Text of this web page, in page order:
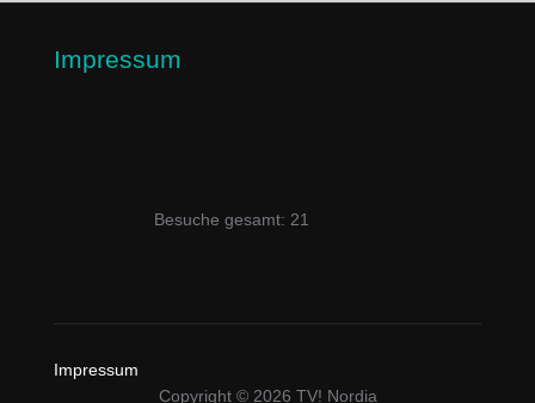
Impressum
Besuche gesamt: 21
Impressum
Copyright © 2026 TV! Nordia